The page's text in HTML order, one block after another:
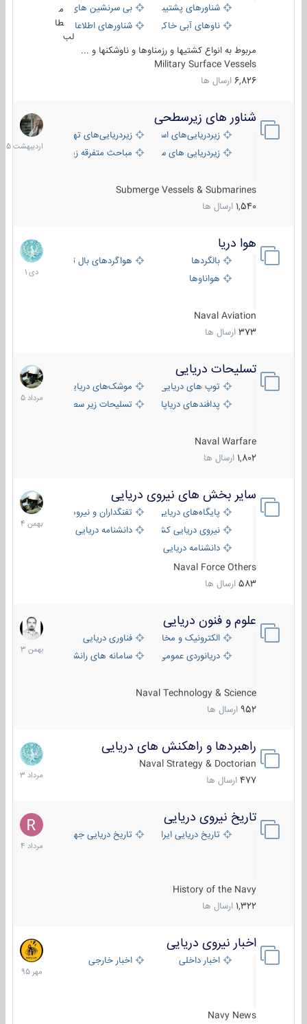
شناورهای پشتیبانی
بی سرنشین های دریایی
ناوهای آبی خاکی و نیروبرشناورهای اطلاعاتی و جاسوسی
طا
لب
مربوط به انواع کشتیها و رزمناوها و ناوشکنها و ...
Military Surface Vessels
6,826 ارسال ها
شناور های زیرسطحی
زیردریایی‌های استراتژیکزیردریایی‌های تهاجمی
زیردریایی های سبک
مباحث متفرقه زیرسطحی
Submerge Vessels & Submarines
1,540 ارسال ها
31
1405
هوا دریا
بالگردها
هواگردهای بال ثابت
هواناوها
Naval Aviation
373 ارسال ها
12
دی
1401
تسلیحات دریایی
توپ های دریایی
موشک‌های دریایی
پدافندهای دریاپایه
تسلیحات زیر سطحی
Naval Warfare
1,802 ارسال ها
2
مرداد
1405
سایر بخش های نیروی دریایی
پایگاه‌های دریایی
تفنگداران و نیروهای ویژه‌ی دریایی
نیروی دریایی کشورهای مختلفدانشنامه دریایی
دانشنامه دریایی کپی
Naval Force Others
583 ارسال ها
22
بهمن
1404
علوم و فنون دریایی
الکترونیک و مخابرات دریاییفناوری دریایی
دریانوردی عمومی
سامانه های رانشی دریایی
Naval Technology & Science
952 ارسال ها
6
بهمن
1403
راهبردها و راهکنش های دریایی
Naval Strategy & Doctorian
477 ارسال ها
2
مرداد
1403
تاریخ نیروی دریایی
تاریخ دریایی ایران تاریخ دریایی جهان
History of the Navy
1,322 ارسال ها
16
مرداد
1404
اخبار نیروی دریایی
اخبار داخلی اخبار خارجی
Navy News
27
مهر
1395